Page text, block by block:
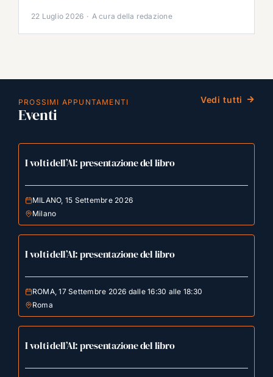
22 Luglio 2026 · A cura della redazione
PROSSIMI APPUNTAMENTI
Eventi
Vedi tutti
I volti dell’AI: presentazione del libro
MILANO, 15 Settembre 2026
Milano
I volti dell’AI: presentazione del libro
ROMA, 17 Settembre 2026 dalle 16:30 alle 18:30
Roma
I volti dell’AI: presentazione del libro